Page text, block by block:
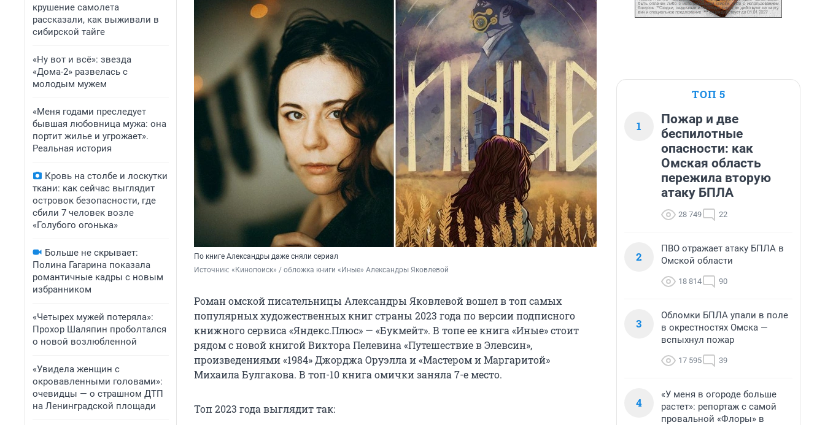
крушение самолета
рассказали, как выживали в
сибирской тайге
«Ну вот и всё»: звезда
«Дома-2» развелась с
молодым мужем
«Меня годами преследует
бывшая любовница мужа: она
портит жилье и угрожает».
Реальная история
Кровь на столбе и лоскутки
ткани: как сейчас выглядит
островок безопасности, где
сбили 7 человек возле
«Голубого огонька»
Больше не скрывает:
Полина Гагарина показала
романтичные кадры с новым
избранником
«Четырех мужей потеряла»:
Прохор Шаляпин проболтался
о новой возлюбленной
«Увидела женщин с
окровавленными головами»:
очевидцы — о страшном ДТП
на Ленинградской площади
По книге Александры даже сняли сериал
Источник: «Кинопоиск» / обложка книги «Иные» Александры Яковлевой
Роман омской писательницы Александры Яковлевой вошел в топ самых
популярных художественных книг страны 2023 года по версии подписного
книжного сервиса «Яндекс.Плюс» — «Букмейт». В топе ее книга «Иные» стоит
рядом с новой книгой Виктора Пелевина «Путешествие в Элевсин»,
произведениями «1984» Джорджа Оруэлла и «Мастером и Маргаритой»
Михаила Булгакова. В топ-10 книга омички заняла 7-е место.
Топ 2023 года выглядит так:
ТОП 5
1
Пожар и две
беспилотные
опасности: как
Омская область
пережила вторую
атаку БПЛА
28 749 22
2
ПВО отражает атаку БПЛА в
Омской области
18 814 90
3
Обломки БПЛА упали в поле
в окрестностях Омска —
вспыхнул пожар
17 595 39
4
«У меня в огороде больше
растет»: репортаж с самой
провальной «Флоры» в